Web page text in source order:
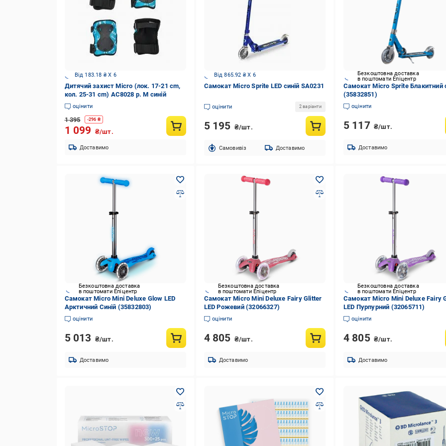
Від 183.18 ₴ X 6
Дитячий захист Micro (лок. 17-21 cm,
кол. 25-31 cm) AC8028 р. M синій
оцінити
1 395 -296 ₴
1 099 ₴/шт.
Доставимо
Від 865.92 ₴ X 6
Самокат Micro Sprite LED синій SA0231
оцінити 2 варіанти
5 195 ₴/шт.
Cамовивіз Доставимо
Безкоштовна доставка
в поштомати Епіцентр
Самокат Micro Sprite Блакитний
(35832851)
оцінити
5 117 ₴/шт.
Доставимо
Безкоштовна доставка
в поштомати Епіцентр
Самокат Micro Mini Deluxe Glow LED
Арктичний Синій (35832803)
оцінити
5 013 ₴/шт.
Доставимо
Безкоштовна доставка
в поштомати Епіцентр
Самокат Micro Mini Deluxe Fairy Glitter
LED Рожевий (32066327)
оцінити
4 805 ₴/шт.
Доставимо
Безкоштовна доставка
в поштомати Епіцентр
Самокат Micro Mini Deluxe Fairy
LED Пурпурний (32065711)
оцінити
4 805 ₴/шт.
Доставимо